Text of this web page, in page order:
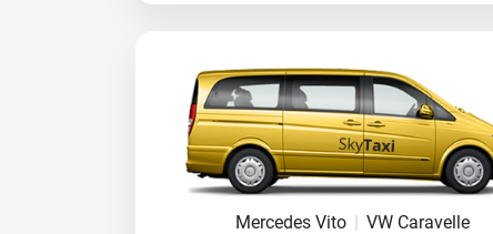
Mercedes Vito | VW Caravelle